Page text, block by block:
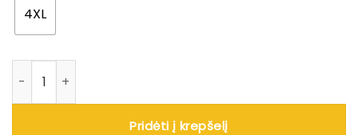
4XL
Pridėti į krepšelį